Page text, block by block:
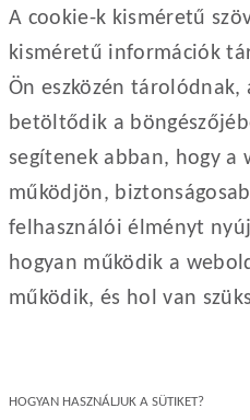
A cookie-k kisméretű
kisméretű információk
Ön eszközén tárolódnak,
betöltődik a
segítenek abban, hogy a
működjön,
felhasználói élményt
hogyan működik a
működik, és hol van
HOGYAN HASZNÁLJUK A SÜTIKET?